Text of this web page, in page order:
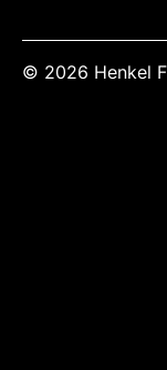
© 2026 Henkel